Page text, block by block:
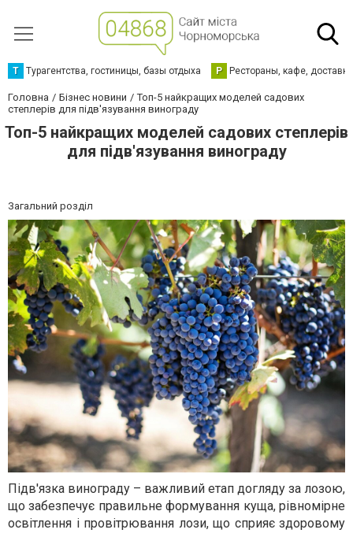
Т Турагентства, гостиницы, базы отдыха Р Рестораны, кафе,
Головна Бізнес новини
Топ-5 найкращих моделей садових
степлерів для підв'язування винограду
Топ-5 найкращих моделей садових степлерів
для підв'язування винограду
Загальний розділ
Підв'язка винограду – важливий етап догляду за лозою,
що забезпечує правильне формування куща, рівномірне
освітлення і провітрювання лози, що сприяє здоровому